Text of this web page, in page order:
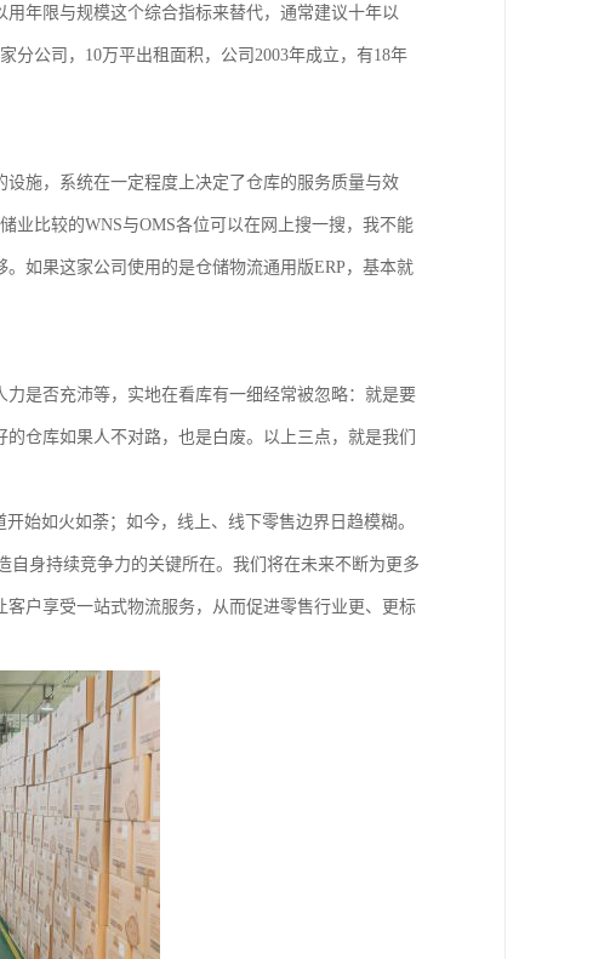
年限与规模这个综合指标来替代，通常建议十年以
分公司，10万平出租面积，公司2003年成立，有18年
施，系统在一定程度上决定了仓库的服务质量与效
业比较的WNS与OMS各位可以在网上搜一搜，我不能
如果这家公司使用的是仓储物流通用版ERP，基本就
是否充沛等，实地在看库有一细经常被忽略：就是要
仓库如果人不对路，也是白废。以上三点，就是我们
始如火如荼；如今，线上、线下零售边界日趋模糊。
身持续竞争力的关键所在。我们将在未来不断为更多
户享受一站式物流服务，从而促进零售行业更、更标